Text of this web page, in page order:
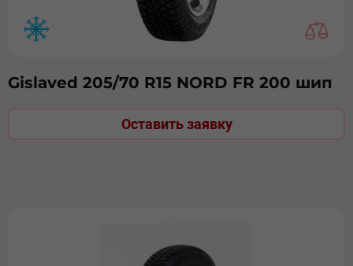
Gislaved 205/70 R15 NORD FR 200 шип
Оставить заявку